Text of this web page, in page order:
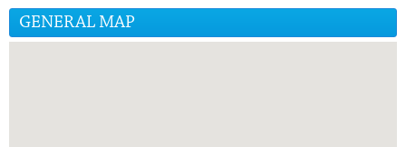
GENERAL MAP